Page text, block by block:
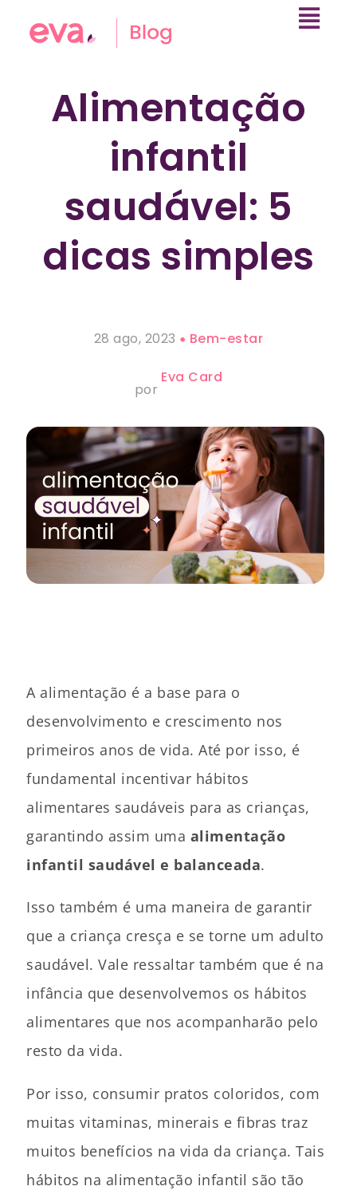
Alimentação
infantil
saudável: 5
dicas simples
28 ago, 2023 Bem-estar
por
Eva Card
A alimentação é a base para o
desenvolvimento e crescimento nos
primeiros anos de vida. Até por isso, é
fundamental incentivar hábitos
alimentares saudáveis para as crianças,
garantindo assim uma alimentação
infantil saudável e balanceada.
Isso também é uma maneira de garantir
que a criança cresça e se torne um adulto
saudável. Vale ressaltar também que é na
infância que desenvolvemos os hábitos
alimentares que nos acompanharão pelo
resto da vida.
Por isso, consumir pratos coloridos, com
muitas vitaminas, minerais e fibras traz
muitos benefícios na vida da criança. Tais
hábitos na alimentação infantil são tão